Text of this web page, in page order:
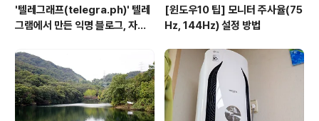
'텔레그래프(telegra.ph)' 텔레
그램에서 만든 익명 블로그, 자유
[윈도우10 팁] 모니터 주사율(75
Hz, 144Hz) 설정 방법